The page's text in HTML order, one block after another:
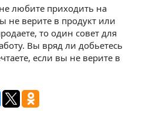
любите приходить на
не верите в продукт или
то один совет для
Вы вряд ли добьетесь
если вы не верите в